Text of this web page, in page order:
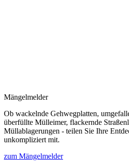
Mängelmelder
Ob wackelnde Gehwegplatten,
überfüllte Mülleimer, flackernde
Müllablagerungen - teilen Sie Ihre
unkompliziert mit.
zum Mängelmelder